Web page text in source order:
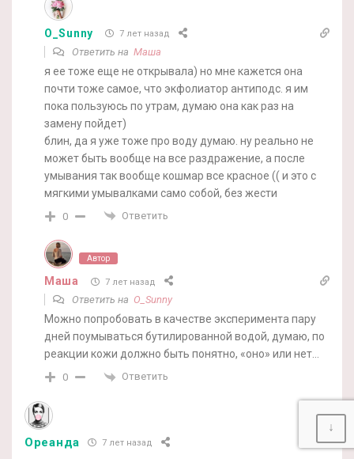
O_Sunny 7 лет назад
Ответить на Маша
я ее тоже еще не открывала) но мне кажется она
почти тоже самое, что экфолиатор антиподс. я им
пока пользуюсь по утрам, думаю она как раз на
замену пойдет)
блин, да я уже тоже про воду думаю. ну реально не
может быть вообще на все раздражение, а после
умывания так вообще кошмар все красное (( и это с
мягкими умывалками само собой, без жести
0 Ответить
Автор
Маша 7 лет назад
Ответить на O_Sunny
Можно попробовать в качестве эксперимента пару
дней поумываться бутилированной водой, думаю, по
реакции кожи должно быть понятно, «оно» или нет…
0 Ответить
Ореанда 7 лет назад
↓